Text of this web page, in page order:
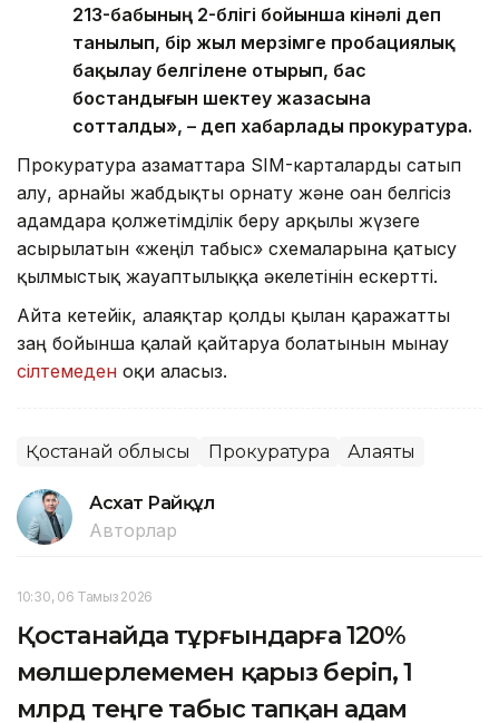
213-бабының 2-бөлігі бойынша кінәлі деп
танылып, бір жыл мерзімге пробациялық
бақылау белгілене отырып, бас
бостандығын шектеу жазасына
сотталды», – деп хабарлады прокуратура.
Прокуратура азаматтарға SIM-карталарды сатып
алу, арнайы жабдықты орнату және оған белгісіз
адамдарға қолжетімділік беру арқылы жүзеге
асырылатын «жеңіл табыс» схемаларына қатысу
қылмыстық жауаптылыққа әкелетінін ескертті.
Айта кетейік, алаяқтар қолды қылған қаражатты
заң бойынша қалай қайтаруға болатынын мынау
сілтемеден оқи аласыз.
Қостанай облысы Прокуратура Алаяқтық
Асхат Райқұл
Авторлар
10:30, 06 Тамыз 2026
Қостанайда тұрғындарға 120%
мөлшерлемемен қарыз беріп, 1
млрд теңге табыс тапқан адам